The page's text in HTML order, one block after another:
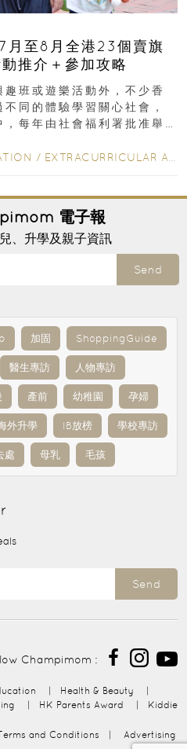
月至8月全港23個賣旗
推介＋參加攻略
班或遊樂活動外，不少香
同的體驗學習關心社會，
每年由社會福利署批准舉
/ EXTRACURRICULAR ACTIVITIES
電子報
、升學及親子資訊
Send
加固 ShoppingGuide
醫生專訪 人物專訪
產前 幼稚園 孕婦
外升學 IB放榜 學校專訪
處 母乳 毛孩
Send
Champimom :
Health & Beauty
HK Parents Award Kiddie
and Conditions Advertising